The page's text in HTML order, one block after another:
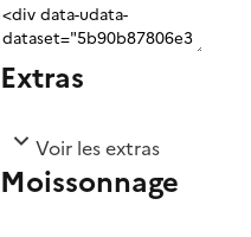
Extras
Voir les extras
Moissonnage